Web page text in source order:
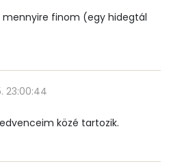
29.3 g
mennyire finom (egy hidegtál
23:00:44
közé tartozik.